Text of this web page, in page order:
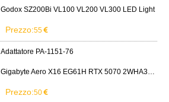
Godox SZ200Bi VL100 VL200 VL300 LED Light
Prezzo:55
Adattatore PA-1151-76
Gigabyte Aero X16 EG61H RTX 5070 2WHA3USC64AH LITEON PA-1151-76 150W adapter
Prezzo:50